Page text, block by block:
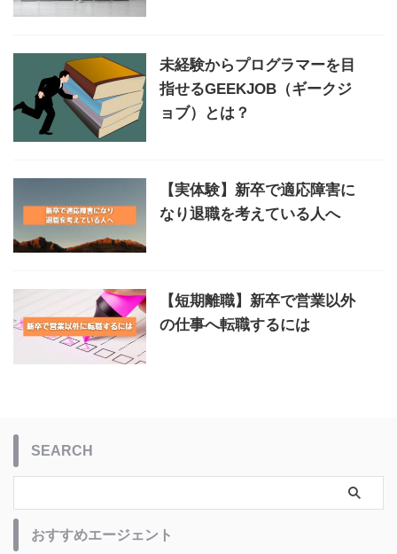
未経験からプログラマーを目
指せるGEEKJOB（ギークジ
ョブ）とは？
【実体験】新卒で適応障害に
なり退職を考えている人へ
【短期離職】新卒で営業以外
の仕事へ転職するには
SEARCH
おすすめエージェント